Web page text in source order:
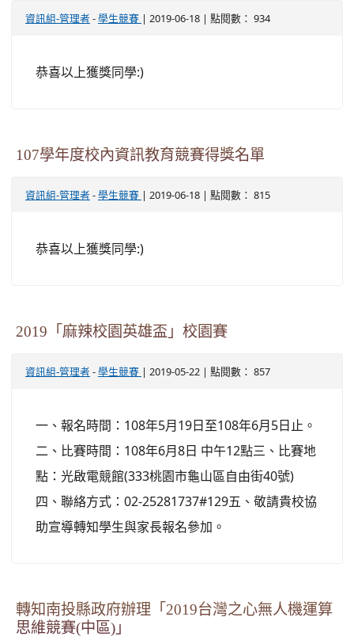
資訊組-管理者 - 學生競賽 | 2019-06-18 | 點閱數： 934
恭喜以上獲獎同學:)
107學年度校內資訊教育競賽得獎名單
資訊組-管理者 - 學生競賽 | 2019-06-18 | 點閱數： 815
恭喜以上獲獎同學:)
2019「麻辣校園英雄盃」校園賽
資訊組-管理者 - 學生競賽 | 2019-05-22 | 點閱數： 857
一、報名時間：108年5月19日至108年6月5日止。
二、比賽時間：108年6月8日 中午12點三、比賽地
點：光啟電競館(333桃園市龜山區自由街40號)
四、聯絡方式：02-25281737#129五、敬請貴校協
助宣導轉知學生與家長報名參加。
轉知南投縣政府辦理「2019台灣之心無人機運算
思維競賽(中區)」